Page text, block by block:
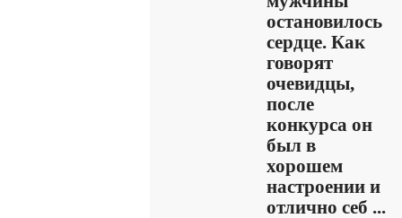
остановилось
сердце. Как
говорят
очевидцы,
после
конкурса он
был в
хорошем
настроении и
отлично себ ...